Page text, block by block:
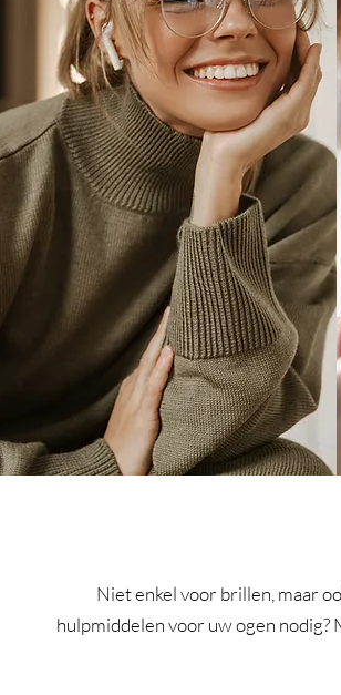
OPTIEK
Niet enkel voor brillen, maar
hulpmiddelen voor uw ogen nodig?